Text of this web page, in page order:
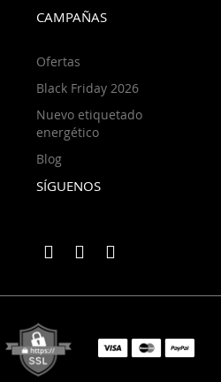
CAMPAÑAS
Ofertas
Black Friday 2026
Nuevo etiquetado
energético
Blog
SÍGUENOS